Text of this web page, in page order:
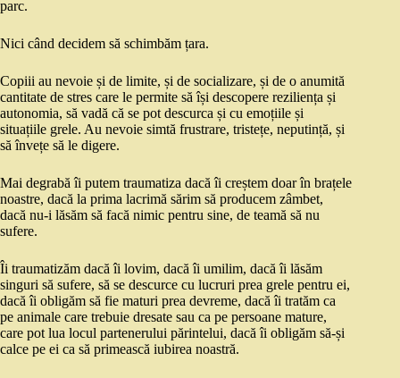
parc.
Nici când decidem să schimbăm țara.
Copiii au nevoie și de limite, și de socializare, și de o anumită
cantitate de stres care le permite să își descopere reziliența și
autonomia, să vadă că se pot descurca și cu emoțiile și
situațiile grele. Au nevoie simtă frustrare, tristețe, neputință, și
să învețe să le digere.
Mai degrabă îi putem traumatiza dacă îi creștem doar în brațele
noastre, dacă la prima lacrimă sărim să producem zâmbet,
dacă nu-i lăsăm să facă nimic pentru sine, de teamă să nu
sufere.
Îi traumatizăm dacă îi lovim, dacă îi umilim, dacă îi lăsăm
singuri să sufere, să se descurce cu lucruri prea grele pentru ei,
dacă îi obligăm să fie maturi prea devreme, dacă îi tratăm ca
pe animale care trebuie dresate sau ca pe persoane mature,
care pot lua locul partenerului părintelui, dacă îi obligăm să-și
calce pe ei ca să primească iubirea noastră.